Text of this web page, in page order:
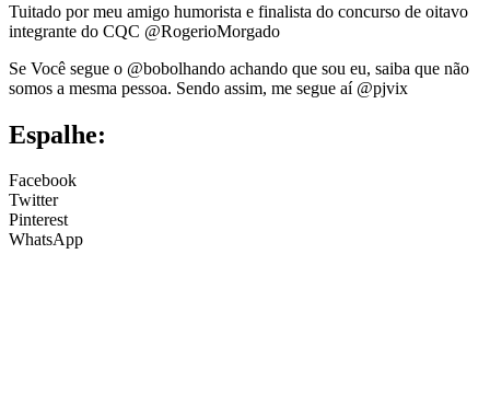
Tuitado por meu amigo humorista e finalista do concurso de oitavo
integrante do CQC @RogerioMorgado
Se Você segue o @bobolhando achando que sou eu, saiba que não
somos a mesma pessoa. Sendo assim, me segue aí @pjvix
Espalhe:
Facebook
Twitter
Pinterest
WhatsApp